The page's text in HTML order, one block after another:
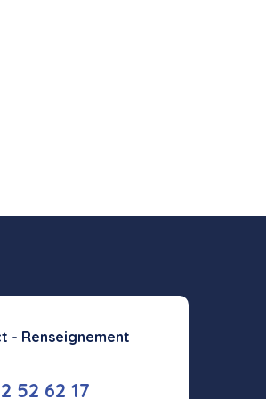
- Renseignement
52 62 17